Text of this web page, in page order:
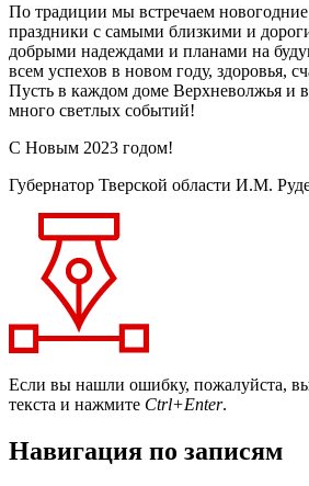
По традиции мы встречаем
праздники с самыми близкими и
добрыми надеждами и планами на
всем успехов в новом году, здоровья,
Пусть в каждом доме Верхневолжья и
много светлых событий!
С Новым 2023 годом!
Губернатор Тверской области И.М.
Если вы нашли ошибку, пожалуйста,
текста и нажмите Ctrl+Enter.
Навигация по записям